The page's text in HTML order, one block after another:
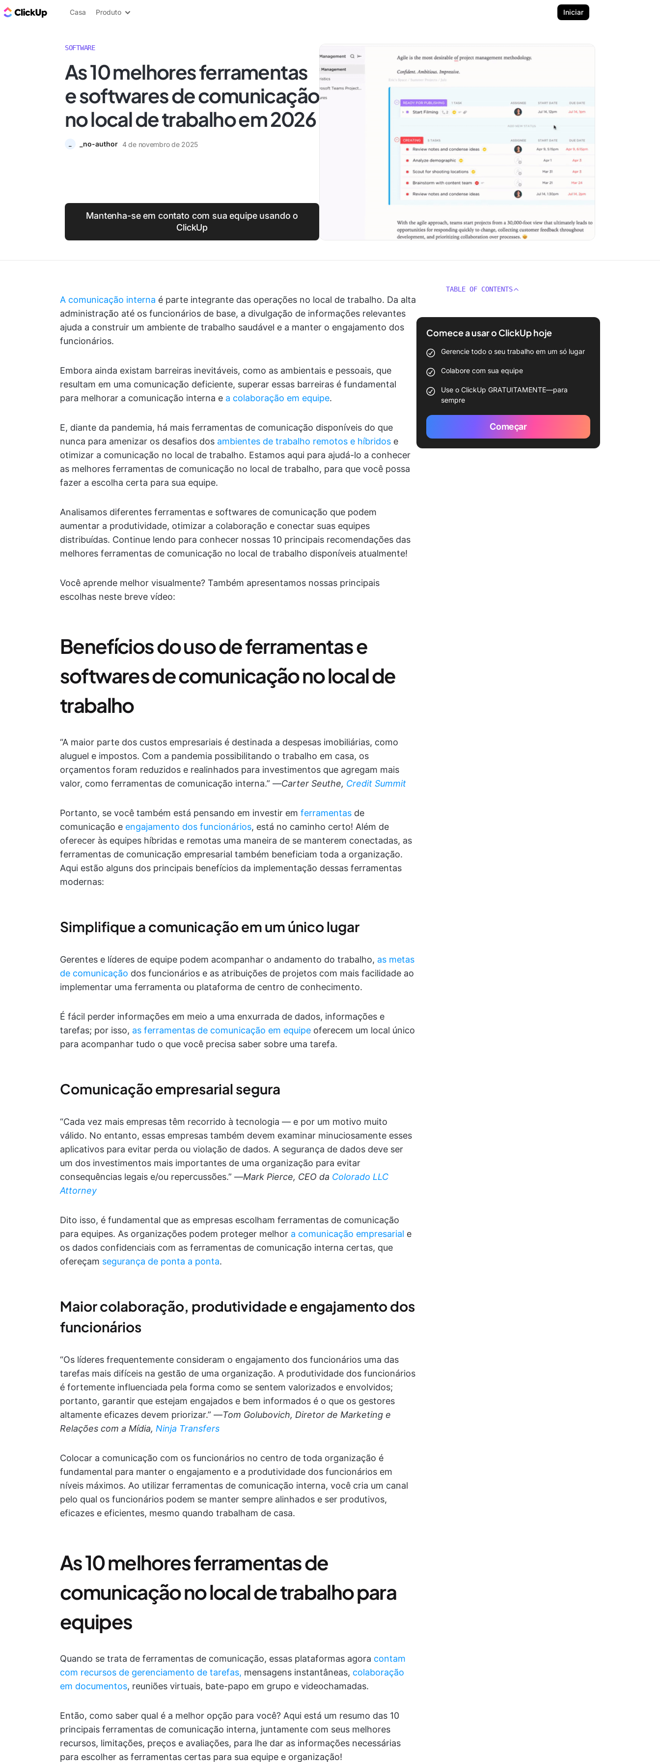
ClickUp Blogue
Casa Produto Iniciar
SOFTWARE
As 10 melhores ferramentas
e softwares de comunicação
no local de trabalho em 2026
_no-author 4 de novembro de 2025
Mantenha-se em contato com sua equipe usando o
ClickUp
A comunicação interna é parte integrante das operações no local de trabalho. Da alta
administração até os funcionários de base, a divulgação de informações relevantes
ajuda a construir um ambiente de trabalho saudável e a manter o engajamento dos
funcionários.
Embora ainda existam barreiras inevitáveis, como as ambientais e pessoais, que
resultam em uma comunicação deficiente, superar essas barreiras é fundamental
para melhorar a comunicação interna e a colaboração em equipe.
E, diante da pandemia, há mais ferramentas de comunicação disponíveis do que
nunca para amenizar os desafios dos ambientes de trabalho remotos e híbridos e
otimizar a comunicação no local de trabalho. Estamos aqui para ajudá-lo a conhecer
as melhores ferramentas de comunicação no local de trabalho, para que você possa
fazer a escolha certa para sua equipe.
Analisamos diferentes ferramentas e softwares de comunicação que podem
aumentar a produtividade, otimizar a colaboração e conectar suas equipes
distribuídas. Continue lendo para conhecer nossas 10 principais recomendações das
melhores ferramentas de comunicação no local de trabalho disponíveis atualmente!
Você aprende melhor visualmente? Também apresentamos nossas principais
escolhas neste breve vídeo:
Benefícios do uso de ferramentas e
softwares de comunicação no local de
trabalho
“A maior parte dos custos empresariais é destinada a despesas imobiliárias, como
aluguel e impostos. Com a pandemia possibilitando o trabalho em casa, os
orçamentos foram reduzidos e realinhados para investimentos que agregam mais
valor, como ferramentas de comunicação interna.” —Carter Seuthe, Credit Summit
Portanto, se você também está pensando em investir em ferramentas de
comunicação e engajamento dos funcionários, está no caminho certo! Além de
oferecer às equipes híbridas e remotas uma maneira de se manterem conectadas, as
ferramentas de comunicação empresarial também beneficiam toda a organização.
Aqui estão alguns dos principais benefícios da implementação dessas ferramentas
modernas:
Simplifique a comunicação em um único lugar
Gerentes e líderes de equipe podem acompanhar o andamento do trabalho, as metas
de comunicação dos funcionários e as atribuições de projetos com mais facilidade ao
implementar uma ferramenta ou plataforma de centro de conhecimento.
É fácil perder informações em meio a uma enxurrada de dados, informações e
tarefas; por isso, as ferramentas de comunicação em equipe oferecem um local único
para acompanhar tudo o que você precisa saber sobre uma tarefa.
Comunicação empresarial segura
“Cada vez mais empresas têm recorrido à tecnologia — e por um motivo muito
válido. No entanto, essas empresas também devem examinar minuciosamente esses
aplicativos para evitar perda ou violação de dados. A segurança de dados deve ser
um dos investimentos mais importantes de uma organização para evitar
consequências legais e/ou repercussões.” —Mark Pierce, CEO da Colorado LLC
Attorney
Dito isso, é fundamental que as empresas escolham ferramentas de comunicação
para equipes. As organizações podem proteger melhor a comunicação empresarial e
os dados confidenciais com as ferramentas de comunicação interna certas, que
ofereçam segurança de ponta a ponta.
Maior colaboração, produtividade e engajamento dos
funcionários
“Os líderes frequentemente consideram o engajamento dos funcionários uma das
tarefas mais difíceis na gestão de uma organização. A produtividade dos funcionários
é fortemente influenciada pela forma como se sentem valorizados e envolvidos;
portanto, garantir que estejam engajados e bem informados é o que os gestores
altamente eficazes devem priorizar.” —Tom Golubovich, Diretor de Marketing e
Relações com a Mídia, Ninja Transfers
Colocar a comunicação com os funcionários no centro de toda organização é
fundamental para manter o engajamento e a produtividade dos funcionários em
níveis máximos. Ao utilizar ferramentas de comunicação interna, você cria um canal
pelo qual os funcionários podem se manter sempre alinhados e ser produtivos,
eficazes e eficientes, mesmo quando trabalham de casa.
As 10 melhores ferramentas de
comunicação no local de trabalho para
equipes
Quando se trata de ferramentas de comunicação, essas plataformas agora contam
com recursos de gerenciamento de tarefas, mensagens instantâneas, colaboração
em documentos, reuniões virtuais, bate-papo em grupo e videochamadas.
Então, como saber qual é a melhor opção para você? Aqui está um resumo das 10
principais ferramentas de comunicação interna, juntamente com seus melhores
recursos, limitações, preços e avaliações, para lhe dar as informações necessárias
para escolher as ferramentas certas para sua equipe e organização!
TABLE OF CONTENTS
Comece a usar o ClickUp hoje
Gerencie todo o seu trabalho em um só lugar
Colabore com sua equipe
Use o ClickUp GRATUITAMENTE—para
sempre
Começar